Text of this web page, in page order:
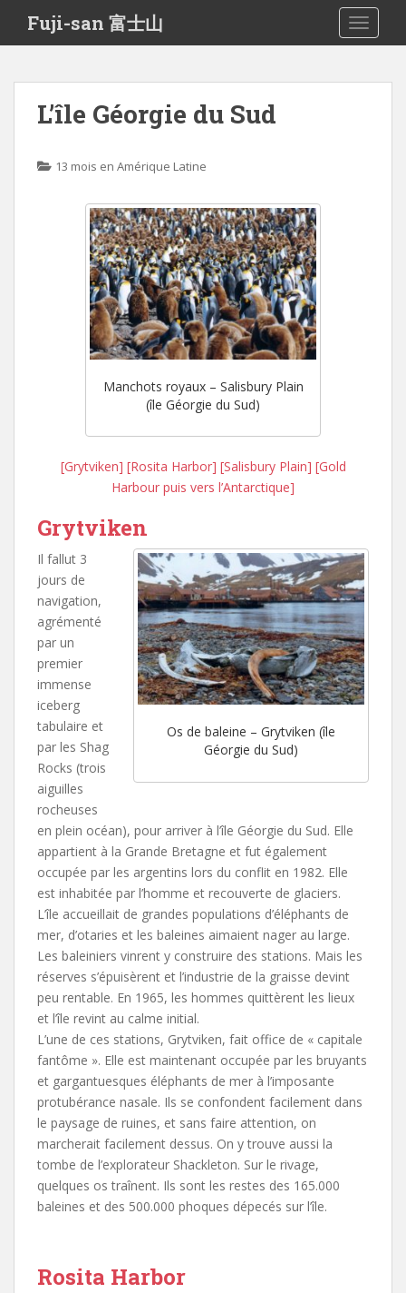
i
Fuji-san 富士山
L’île Géorgie du Sud
13 mois en Amérique Latine
Manchots royaux – Salisbury Plain
(île Géorgie du Sud)
[Grytviken] [Rosita Harbor] [Salisbury Plain] [Gold
Harbour puis vers l’Antarctique]
Grytviken
Os de baleine – Grytviken (île
Géorgie du Sud)
Il fallut 3
jours de
navigation,
agrémenté
par un
premier
immense
iceberg
tabulaire et
par les Shag
Rocks (trois
aiguilles
rocheuses
en plein océan), pour arriver à l’île Géorgie du Sud. Elle
appartient à la Grande Bretagne et fut également
occupée par les argentins lors du conflit en 1982. Elle
est inhabitée par l’homme et recouverte de glaciers.
L’île accueillait de grandes populations d’éléphants de
mer, d’otaries et les baleines aimaient nager au large.
Les baleiniers vinrent y construire des stations. Mais les
réserves s’épuisèrent et l’industrie de la graisse devint
peu rentable. En 1965, les hommes quittèrent les lieux
et l’île revint au calme initial.
L’une de ces stations, Grytviken, fait office de « capitale
fantôme ». Elle est maintenant occupée par les bruyants
et gargantuesques éléphants de mer à l’imposante
protubérance nasale. Ils se confondent facilement dans
le paysage de ruines, et sans faire attention, on
marcherait facilement dessus. On y trouve aussi la
tombe de l’explorateur Shackleton. Sur le rivage,
quelques os traînent. Ils sont les restes des 165.000
baleines et des 500.000 phoques dépecés sur l’île.
Rosita Harbor